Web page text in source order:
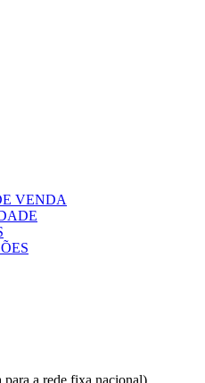
VENDA
a rede fixa nacional)